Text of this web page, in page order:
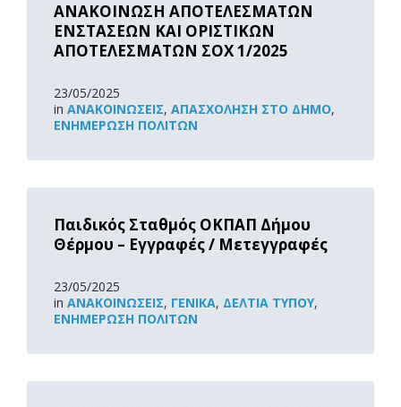
ΑΝΑΚΟΙΝΩΣΗ ΑΠΟΤΕΛΕΣΜΑΤΩΝ
ΕΝΣΤΑΣΕΩΝ ΚΑΙ ΟΡΙΣΤΙΚΩΝ
ΑΠΟΤΕΛΕΣΜΑΤΩΝ ΣΟΧ 1/2025
23/05/2025
in ΑΝΑΚOΙΝΏΣΕΙΣ, ΑΠΑΣΧΌΛΗΣΗ ΣΤΟ ΔΉΜΟ,
ΕΝΗΜΈΡΩΣΗ ΠΟΛΙΤΏΝ
Παιδικός Σταθμός ΟΚΠΑΠ Δήμου
Θέρμου – Εγγραφές / Μετεγγραφές
23/05/2025
in ΑΝΑΚOΙΝΏΣΕΙΣ, ΓΕΝΙΚΆ, ΔΕΛΤΊΑ ΤΎΠΟΥ,
ΕΝΗΜΈΡΩΣΗ ΠΟΛΙΤΏΝ
Read
Read